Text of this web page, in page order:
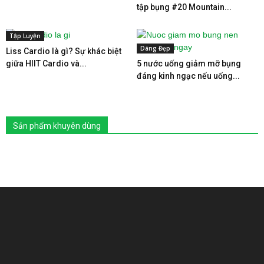
tập bụng #20 Mountain...
Tập Luyện
Liss Cardio là gì? Sự khác biệt
giữa HIIT Cardio và...
Dáng Đẹp
5 nước uống giảm mỡ bụng
đáng kinh ngạc nếu uống...
Sản phẩm khuyên dùng